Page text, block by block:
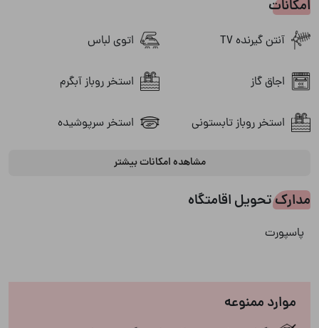
امکانات
آنتن گیرنده TV اتوی لباس
اجاق گاز استخر روباز آبگرم
استخر روباز تابستونی استخر سرپوشیده
استخردار
اینترنت
مشاهده امکانات بیشتر
مدارک تحویل اقامتگاه
پاسپورت
موارد ممنوعه